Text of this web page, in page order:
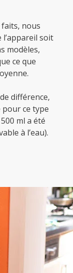
nous
soit
modèles,
ce que
différence,
ce type
ml a été
à l’eau).